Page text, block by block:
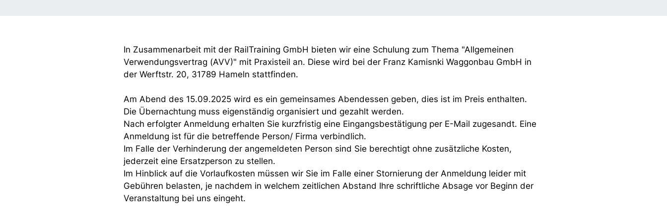
In Zusammenarbeit mit der RailTraining GmbH bieten wir eine Schulung zum Thema "Allgemeinen
Verwendungsvertrag (AVV)" mit Praxisteil an. Diese wird bei der Franz Kamisnki Waggonbau GmbH in
der Werftstr. 20, 31789 Hameln stattfinden.
Am Abend des 15.09.2025 wird es ein gemeinsames Abendessen geben, dies ist im Preis enthalten.
Die Übernachtung muss eigenständig organisiert und gezahlt werden.
Nach erfolgter Anmeldung erhalten Sie kurzfristig eine Eingangsbestätigung per E-Mail zugesandt. Eine
Anmeldung ist für die betreffende Person/ Firma verbindlich.
Im Falle der Verhinderung der angemeldeten Person sind Sie berechtigt ohne zusätzliche Kosten,
jederzeit eine Ersatzperson zu stellen.
Im Hinblick auf die Vorlaufkosten müssen wir Sie im Falle einer Stornierung der Anmeldung leider mit
Gebühren belasten, je nachdem in welchem zeitlichen Abstand Ihre schriftliche Absage vor Beginn der
Veranstaltung bei uns eingeht.